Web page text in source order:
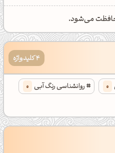
می‌شود.
4 کلیدواژه
0 روانشناسی رنگ آبی 0